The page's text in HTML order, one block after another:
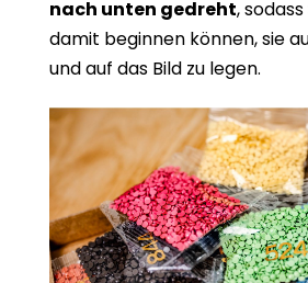
nach unten gedreht,
damit beginnen können, sie
und auf das Bild zu legen.